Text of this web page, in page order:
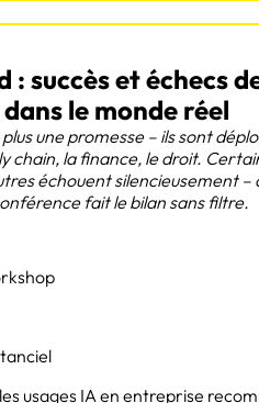
: succès et échecs
le monde réel
une promesse – ils sont
chain, la finance, le droit.
échouent silencieusement –
fait le bilan sans filtre.
usages IA en entreprise